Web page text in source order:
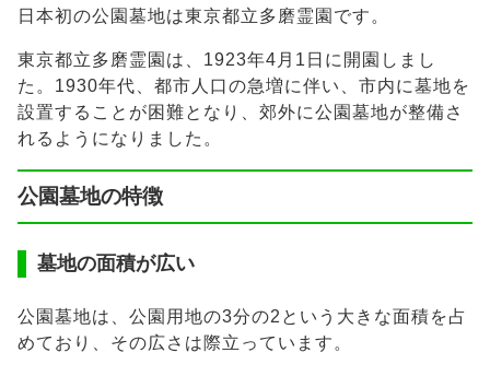
日本初の公園墓地は東京都立多磨霊園です。
東京都立多磨霊園は、1923年4月1日に開園しまし
た。1930年代、都市人口の急増に伴い、市内に墓地を
設置することが困難となり、郊外に公園墓地が整備さ
れるようになりました。
公園墓地の特徴
墓地の面積が広い
公園墓地は、公園用地の3分の2という大きな面積を占
めており、その広さは際立っています。